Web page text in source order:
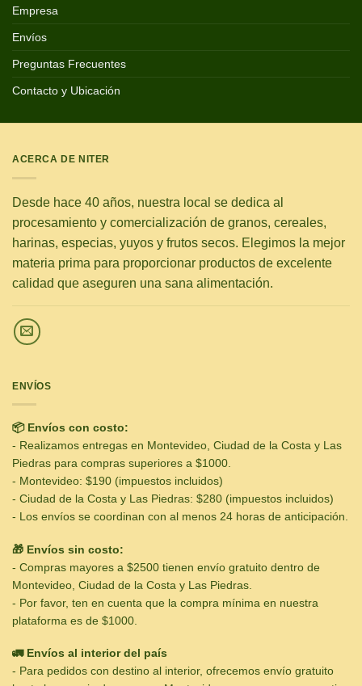
Empresa
Envíos
Preguntas Frecuentes
Contacto y Ubicación
ACERCA DE NITER
Desde hace 40 años, nuestra local se dedica al
procesamiento y comercialización de granos, cereales,
harinas, especias, yuyos y frutos secos. Elegimos la mejor
materia prima para proporcionar productos de excelente
calidad que aseguren una sana alimentación.
ENVÍOS
📦 Envíos con costo:
- Realizamos entregas en Montevideo, Ciudad de la Costa y Las
Piedras para compras superiores a $1000.
- Montevideo: $190 (impuestos incluidos)
- Ciudad de la Costa y Las Piedras: $280 (impuestos incluidos)
- Los envíos se coordinan con al menos 24 horas de anticipación.
🎁 Envíos sin costo:
- Compras mayores a $2500 tienen envío gratuito dentro de
Montevideo, Ciudad de la Costa y Las Piedras.
- Por favor, ten en cuenta que la compra mínima en nuestra
plataforma es de $1000.
🚛 Envíos al interior del país
- Para pedidos con destino al interior, ofrecemos envío gratuito